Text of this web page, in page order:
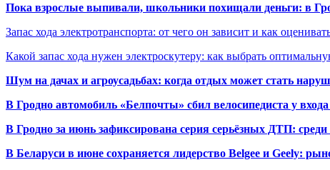
Пока взрослые выпивали, школьники похищали деньги: в
Запас хода электротранспорта: от чего он зависит и как
Какой запас хода нужен электроскутеру: как выбрать
Шум на дачах и агроусадьбах: когда отдых может стать
В Гродно автомобиль «Белпочты» сбил велосипедиста у
В Гродно за июнь зафиксирована серия серьёзных ДТП:
В Беларуси в июне сохраняется лидерство Belgee и Geely: